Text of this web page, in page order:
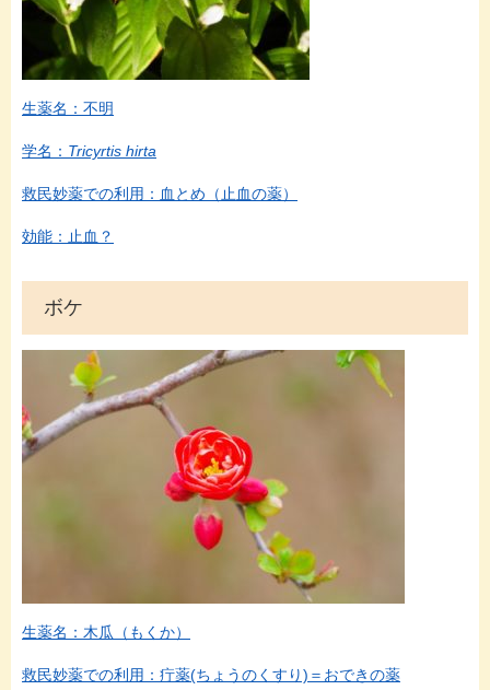
生薬名：不明
学名： Tricyrtis hirta
救民妙薬での利用：血とめ（止血の薬）
効能：止血？
ボケ
生薬名：木瓜（もくか）
救民妙薬での利用：疔薬(ちょうのくすり)＝おできの薬